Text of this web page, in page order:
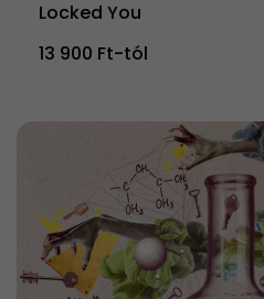
Locked You
13 900 Ft-tól